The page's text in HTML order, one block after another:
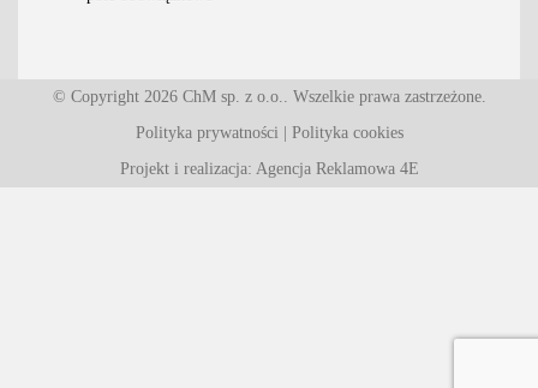
© Copyright 2026 ChM sp. z o.o.. Wszelkie prawa zastrzeżone.
Polityka prywatności| Polityka cookies
Projekt i realizacja: Agencja Reklamowa 4E